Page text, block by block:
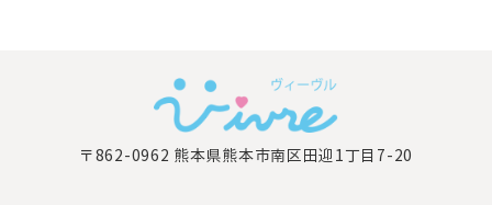
〒862-0962 熊本県熊本市南区田迎1丁目7-20